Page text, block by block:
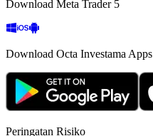
Download Meta Trader 5
Download Octa Investama Apps
Peringatan Risiko